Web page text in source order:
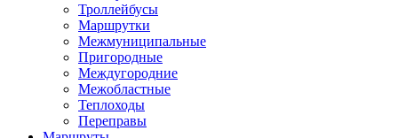
Троллейбусы
Маршрутки
Межмуниципальные
Пригородные
Междугородние
Межобластные
Теплоходы
Переправы